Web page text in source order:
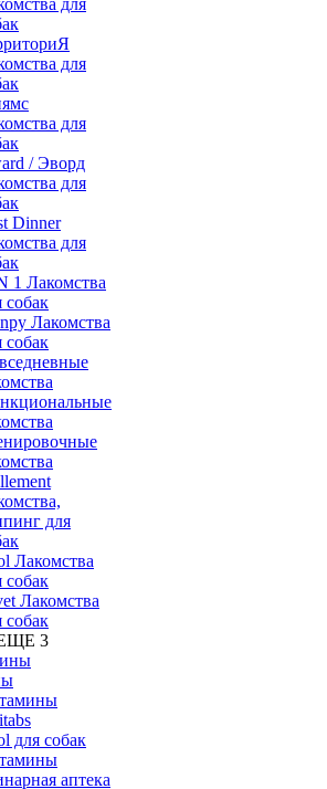
для
для
для
/ Эворд
для
Dinner
для
1 Лакомства
собак
Лакомства
собак
для
Лакомства
собак
Лакомства
собак
3
для собак